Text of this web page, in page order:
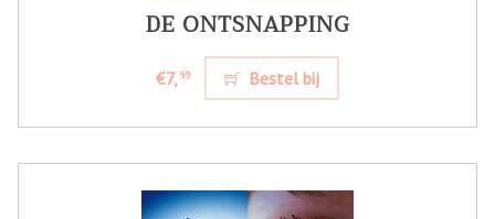
DE ONTSNAPPING
€7,99 Bestel bij